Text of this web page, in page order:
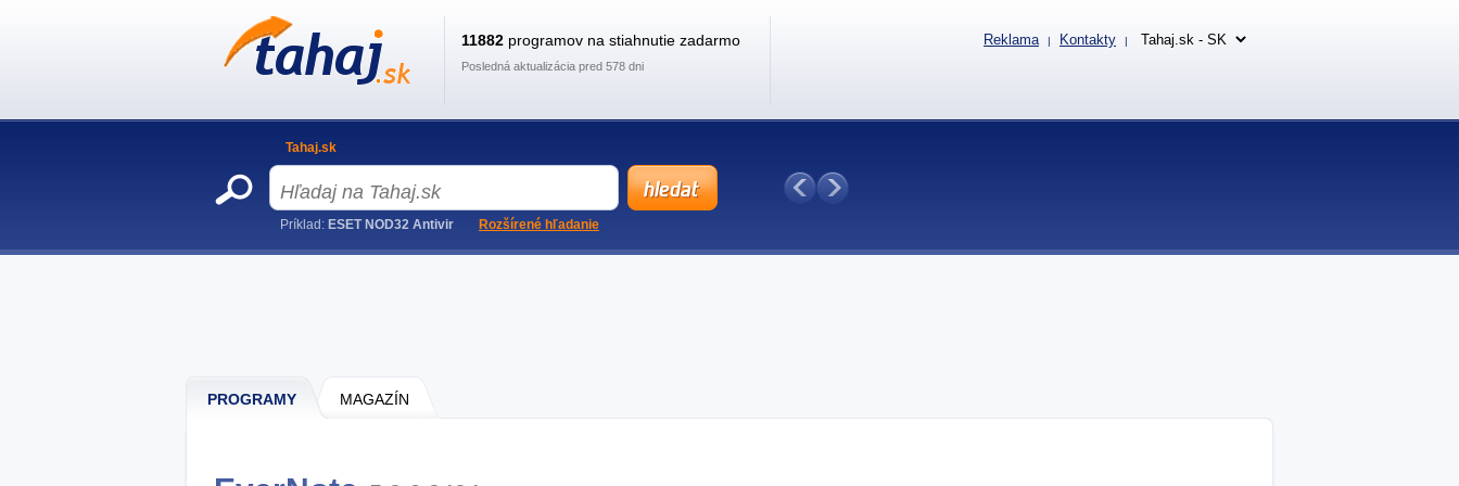
PROGRAMY MAGAZÍN
11882 programov na stiahnutie zadarmo
Posledná aktualizácia pred 578 dni
Reklama | Kontakty |
Tahaj.sk
Príklad: ESET NOD32 Antivir Rozšírené hľadanie